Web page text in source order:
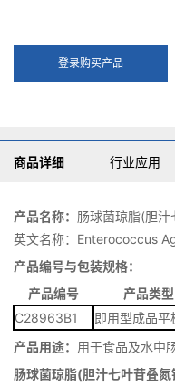
登录购买产品
商品详细 行业应用
产品名称： 肠球菌琼脂(胆
英文名称：Enterococcus
产品编号与包装规格：
产品编号
产品类型
C28963B1
即用型成品平
产品用途： 用于食品及水中
肠球菌琼脂(胆汁七叶苷叠氮